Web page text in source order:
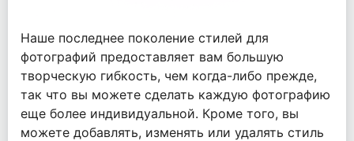
Наше последнее поколение стилей для
фотографий предоставляет вам большую
творческую гибкость, чем когда-либо прежде,
так что вы можете сделать каждую фотографию
еще более индивидуальной. Кроме того, вы
можете добавлять, изменять или удалять стиль